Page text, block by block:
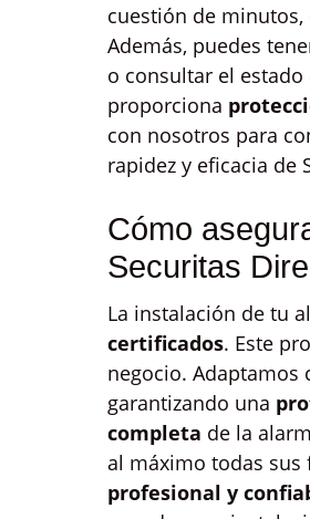
cuestión de
Además, puedes
o consultar el
proporciona
con nosotros para
rapidez y eficacia de
Cómo
Securitas
La instalación de tu
certificados. Este
negocio. Adaptamos
garantizando una
completa de la
al máximo todas
profesional y